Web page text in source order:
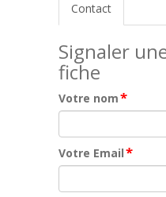
Contact
Signaler
fiche
Votre nom*
Votre Email*